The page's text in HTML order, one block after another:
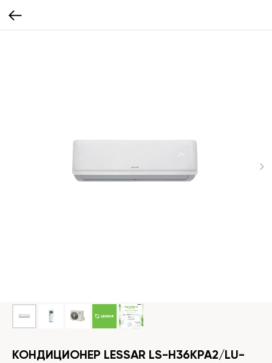
КОНДИЦИОНЕР LESSAR LS-H36KPA2/LU-